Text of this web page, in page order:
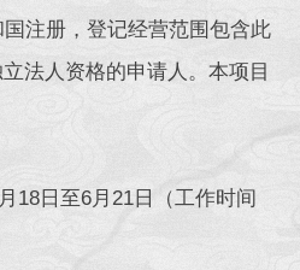
册，登记经营范围包含此
法人资格的申请人。本项目
日至6月21日（工作时间